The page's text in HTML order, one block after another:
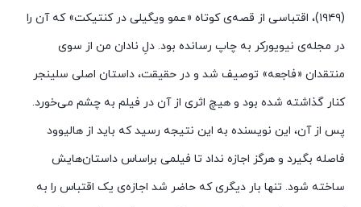
(۱۹۴۹)، اقتباسی از قصه‌ی کوتاه «عمو ویگیلی در کنتیکت» که آن را
در مجله‌ی نیویورکر به چاپ رسانده بود. دلِ نادان من از سوی
منتقدان «فاجعه» توصیف شد و در حقیقت، داستان اصلی سلینجر
کنار گذاشته شده بود و هیچ اثری از آن در فیلم به چشم می‌خورد.
پس از آن، این نویسنده به این نتیجه رسید که باید از هالیوود
فاصله بگیرد و هرگز اجازه نداد تا فیلمی براساس داستان‌هایش
ساخته شود. تنها بار دیگری که حاضر شد اجازه‌ی یک اقتباس را به